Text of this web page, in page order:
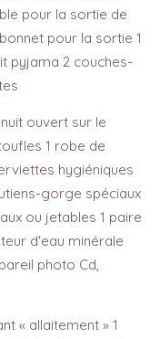
pour la sortie de
pour la sortie 1
pyjama 2 couches-
ouvert sur le
1 robe de
hygiéniques
gorge spéciaux
ou jetables 1 paire
d'eau minérale
photo Cd,
« allaitement » 1